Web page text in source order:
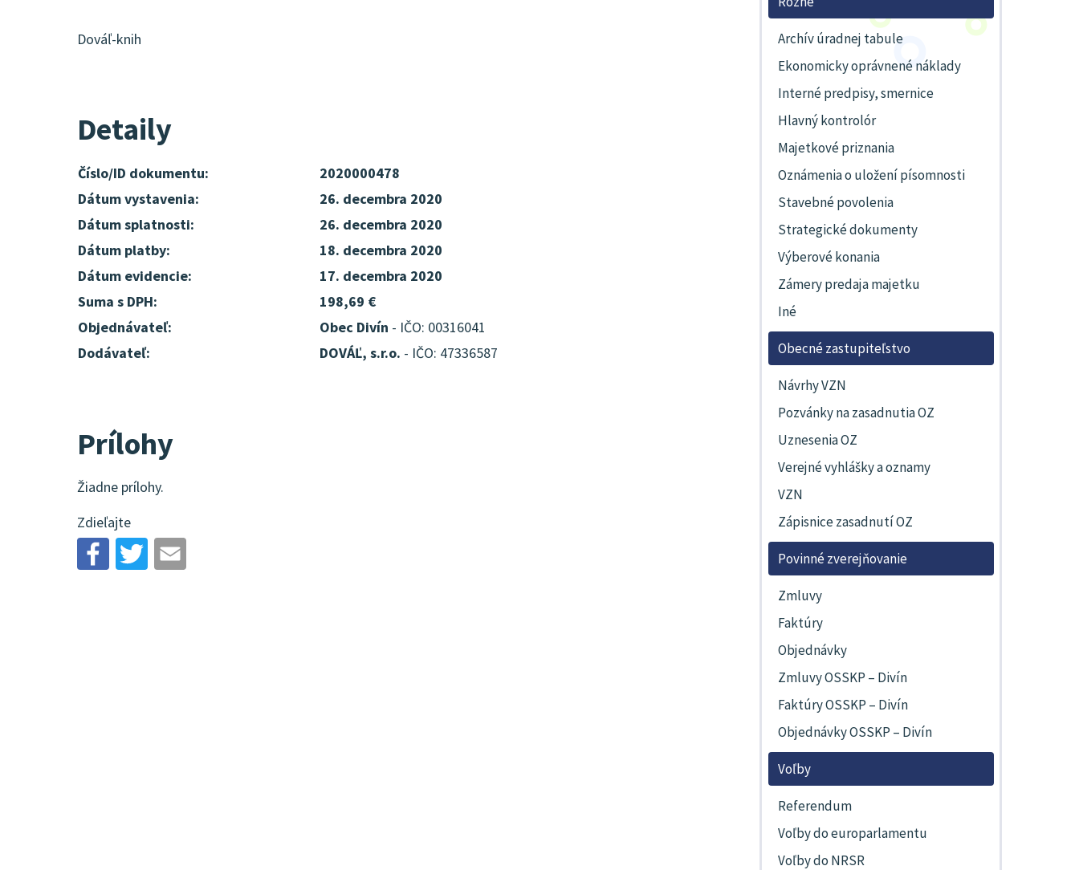
Dováľ-knih
Detaily
Číslo/ID dokumentu:
2020000478
Dátum vystavenia:
26. decembra 2020
Dátum splatnosti:
26. decembra 2020
Dátum platby:
18. decembra 2020
Dátum evidencie:
17. decembra 2020
Suma s DPH:
198,69 €
Objednávateľ:
Obec Divín - IČO: 00316041
Dodávateľ:
DOVÁĽ, s.r.o. - IČO: 47336587
Prílohy
Žiadne prílohy.
Zdieľajte
Archív úradnej tabule
Ekonomicky oprávnené náklady
Interné predpisy, smernice
Hlavný kontrolór
Majetkové priznania
Oznámenia o uložení písomnosti
Stavebné povolenia
Strategické dokumenty
Výberové konania
Zámery predaja majetku
Iné
Obecné zastupiteľstvo
Návrhy VZN
Pozvánky na zasadnutia OZ
Uznesenia OZ
Verejné vyhlášky a oznamy
VZN
Zápisnice zasadnutí OZ
Povinné zverejňovanie
Zmluvy
Faktúry
Objednávky
Zmluvy OSSKP – Divín
Faktúry OSSKP – Divín
Objednávky OSSKP – Divín
Voľby
Referendum
Voľby do europarlamentu
Voľby do NRSR